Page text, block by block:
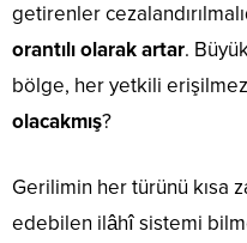
getirenler
orantılı olarak artar.
bölge, her yetkili
olacakmış?
Gerilimin her türünü kısa
edebilen ilâhî sistemi